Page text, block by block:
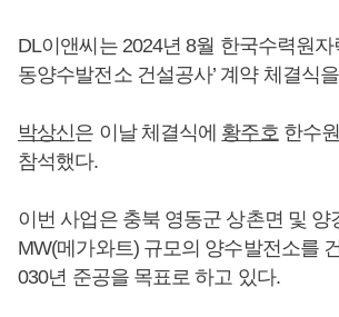
DL이앤씨는 2024년 8월 한국수력원자
동양수발전소 건설공사’ 계약 체결식
박상신은 이날 체결식에 황주호 한수
참석했다.
이번 사업은 충북 영동군 상촌면 및 양
MW(메가와트) 규모의 양수발전소를
030년 준공을 목표로 하고 있다.